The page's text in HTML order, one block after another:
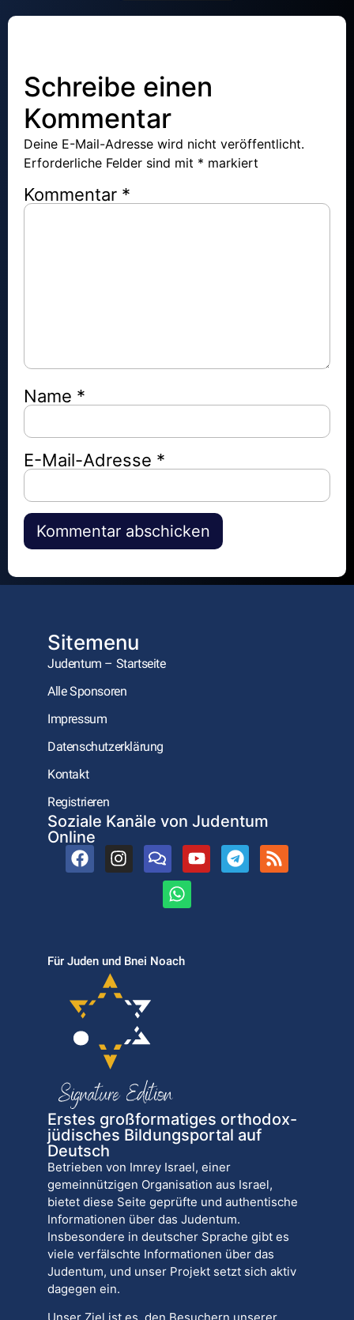
Schreibe einen
Kommentar
Deine E-Mail-Adresse wird nicht veröffentlicht.
Erforderliche Felder sind mit * markiert
Kommentar *
Name *
E-Mail-Adresse *
Alternative:
Sitemenu
Judentum – Startseite
Alle Sponsoren
Impressum
Datenschutzerklärung
Kontakt
Registrieren
Soziale Kanäle von Judentum
Online
Für Juden und Bnei Noach
Erstes großformatiges orthodox-
jüdisches Bildungsportal auf
Deutsch
Betrieben von Imrey Israel, einer
gemeinnützigen Organisation aus Israel,
bietet diese Seite geprüfte und authentische
Informationen über das Judentum.
Insbesondere in deutscher Sprache gibt es
viele verfälschte Informationen über das
Judentum, und unser Projekt setzt sich aktiv
dagegen ein.